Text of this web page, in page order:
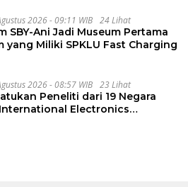
2026 - 09:11 WIB 24 Lihat
SBY-Ani Jadi Museum Pertama
yang Miliki SPKLU Fast Charging
2026 - 08:57 WIB 23 Lihat
Peneliti dari 19 Negara
Electronics